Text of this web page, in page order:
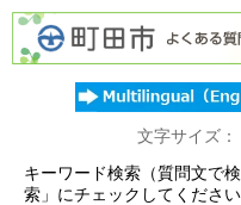
文字サイズ：
キーワード検索（質問文で
索」にチェックしてください